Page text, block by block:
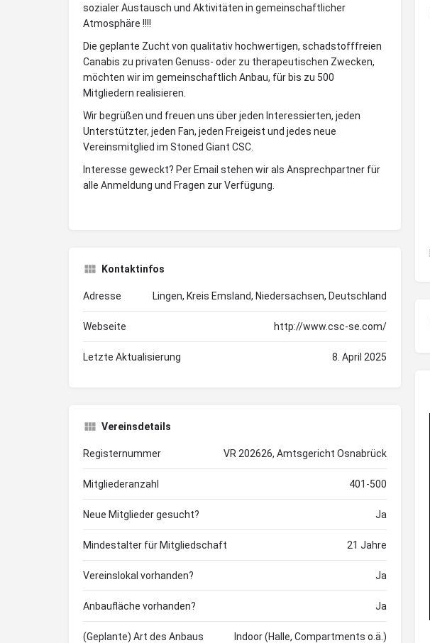
sozialer Austausch und Aktivitäten in gemeinschaftlicher
Atmosphäre !!!!
Die geplante Zucht von qualitativ hochwertigen, schadstofffreien
Canabis zu privaten Genuss- oder zu therapeutischen Zwecken,
möchten wir im gemeinschaftlich Anbau, für bis zu 500
Mitgliedern realisieren.
Wir begrüßen und freuen uns über jeden Interessierten, jeden
Unterstützter, jeden Fan, jeden Freigeist und jedes neue
Vereinsmitglied im Stoned Giant CSC.
Interesse geweckt? Per Email stehen wir als Ansprechpartner für
alle Anmeldung und Fragen zur Verfügung.
Kontaktinfos
Adresse Lingen, Kreis Emsland, Niedersachsen, Deutschland
Webseite http://www.csc-se.com/
Letzte Aktualisierung 8. April 2025
Vereinsdetails
Registernummer VR 202626, Amtsgericht Osnabrück
Mitgliederanzahl 401-500
Neue Mitglieder gesucht? Ja
Mindestalter für Mitgliedschaft 21 Jahre
Vereinslokal vorhanden? Ja
Anbaufläche vorhanden? Ja
(Geplante) Art des Anbaus Indoor (Halle, Compartments o.ä.)